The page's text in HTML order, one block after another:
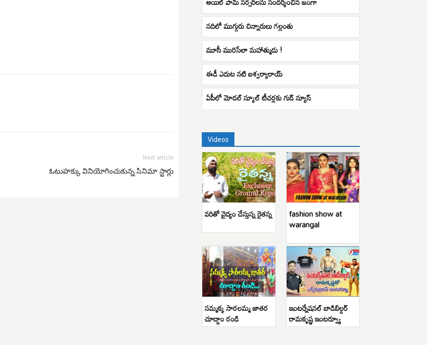
Next article
ఓటుహక్కు వినియోగించుకున్న సినిమా స్టార్లు
నదిలో ముగ్గురు చిన్నారులు గల్లంతు
మూసీ మురిసేలా మహాత్ముడు !
ఈడీ ఎదుట నటి ఐశ్వర్యారాయ్
ఏపీలో మోడల్ స్కూల్ టీచర్లకు గుడ్ న్యూస్
Videos
వరితో వైద్యం చేస్తున్న రైతన్న fashion show at
warangal
సమ్మక్క సారలమ్మ జాతర
చూద్దాం రండి
ఇంటర్నేషనల్ బాడిబిల్డర్
రామకృష్ణ ఇంటర్వ్యూ